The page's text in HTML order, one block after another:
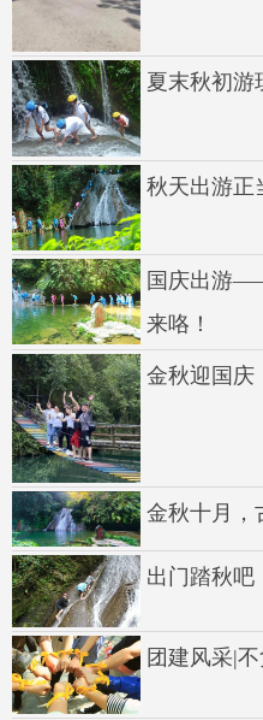
夏末秋初游
秋天出游正
国庆出游
来咯！
金秋迎国庆
金秋十月，
出门踏秋吧
团建风采|